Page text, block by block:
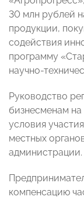
30 млн рублей
продукции,
содействия
программу
научно-
Руководство
бизнесменам
условия
местных
администрации.
компенсацию